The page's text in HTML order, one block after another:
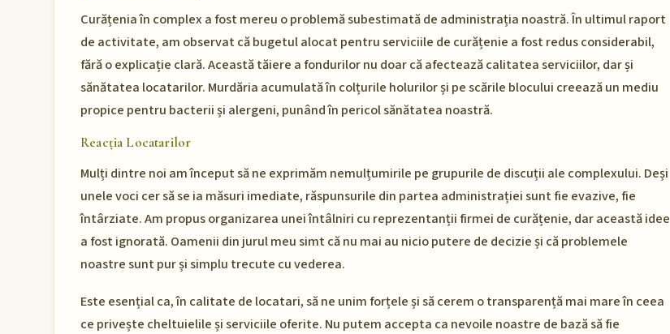
Curățenia în complex a fost mereu o problemă subestimată de administrația noastră. În ultimul raport
de activitate, am observat că bugetul alocat pentru serviciile de curățenie a fost redus considerabil,
fără o explicație clară. Această tăiere a fondurilor nu doar că afectează calitatea serviciilor, dar și
sănătatea locatarilor. Murdăria acumulată în colțurile holurilor și pe scările blocului creează un mediu
propice pentru bacterii și alergeni, punând în pericol sănătatea noastră.
Reacția Locatarilor
Mulți dintre noi am început să ne exprimăm nemulțumirile pe grupurile de discuții ale complexului. Deși
unele voci cer să se ia măsuri imediate, răspunsurile din partea administrației sunt fie evazive, fie
întârziate. Am propus organizarea unei întâlniri cu reprezentanții firmei de curățenie, dar această idee
a fost ignorată. Oamenii din jurul meu simt că nu mai au nicio putere de decizie și că problemele
noastre sunt pur și simplu trecute cu vederea.
Este esențial ca, în calitate de locatari, să ne unim forțele și să cerem o transparență mai mare în ceea
ce privește cheltuielile și serviciile oferite. Nu putem accepta ca nevoile noastre de bază să fie